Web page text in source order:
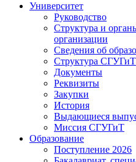
Университет
Руководство
Структура и
организации
Сведения об
Структура СГУГиТ
Документы
Реквизиты
Закупки
История
Выдающиеся
Миссия СГУГиТ
Образование
Поступление 2026